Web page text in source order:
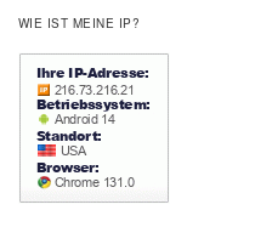
WIE IST MEINE IP?